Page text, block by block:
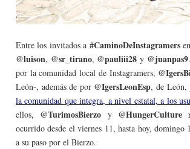
Entre los invitados a #CaminoDeInstagramers
@luison, @sr_tirano, @pauliii28y @juanpas9
por la comunidad local de Instagramers,
León-, además de por @IgersLeonEsp, de León,
la comunidad que integra, a nivel estatal, a los
ellos, @TurimosBierzo y @HungerCulture
ocurrido desde el viernes 11, hasta hoy,
a su paso por el Bierzo.